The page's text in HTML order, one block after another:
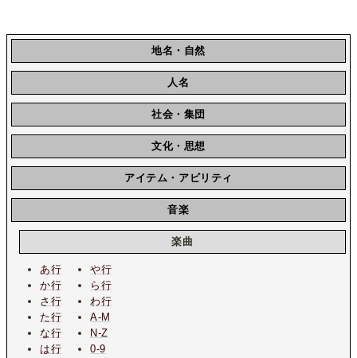
地名・自然
人名
社会・集団
文化・思想
アイテム・アビリティ
音楽
楽曲
あ行
か行
さ行
た行
な行
は行
や行
ら行
わ行
A-M
N-Z
0-9